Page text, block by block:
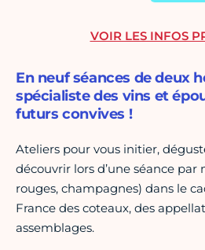
En neuf séances de deux
spécialiste des vins et
futurs convives !
Ateliers pour vous initier,
découvrir lors d’une séance par
rouges, champagnes) dans le
France des coteaux, des
assemblages.
VOIR LES INFOS